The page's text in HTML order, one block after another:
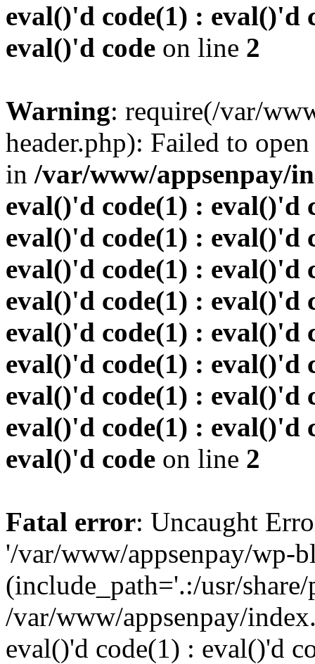
eval()'d code(1) : eval()'d
eval()'d code on line 2
Warning: require(/var/
header.php): Failed to
in /var/www/appsenpay/
eval()'d code(1) : eval()'d
eval()'d code(1) : eval()'d
eval()'d code(1) : eval()'d
eval()'d code(1) : eval()'d
eval()'d code(1) : eval()'d
eval()'d code(1) : eval()'d
eval()'d code(1) : eval()'d
eval()'d code(1) : eval()'d
eval()'d code on line 2
Fatal error: Uncaught
'/var/www/appsenpay/wp-
(include_path='.:/usr/
/var/www/appsenpay/
eval()'d code(1) : eval()'d